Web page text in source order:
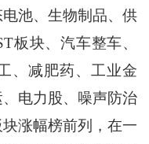
池、生物制品、供
板块、汽车整车、
、减肥药、工业金
电力股、噪声防治
涨幅榜前列，在一